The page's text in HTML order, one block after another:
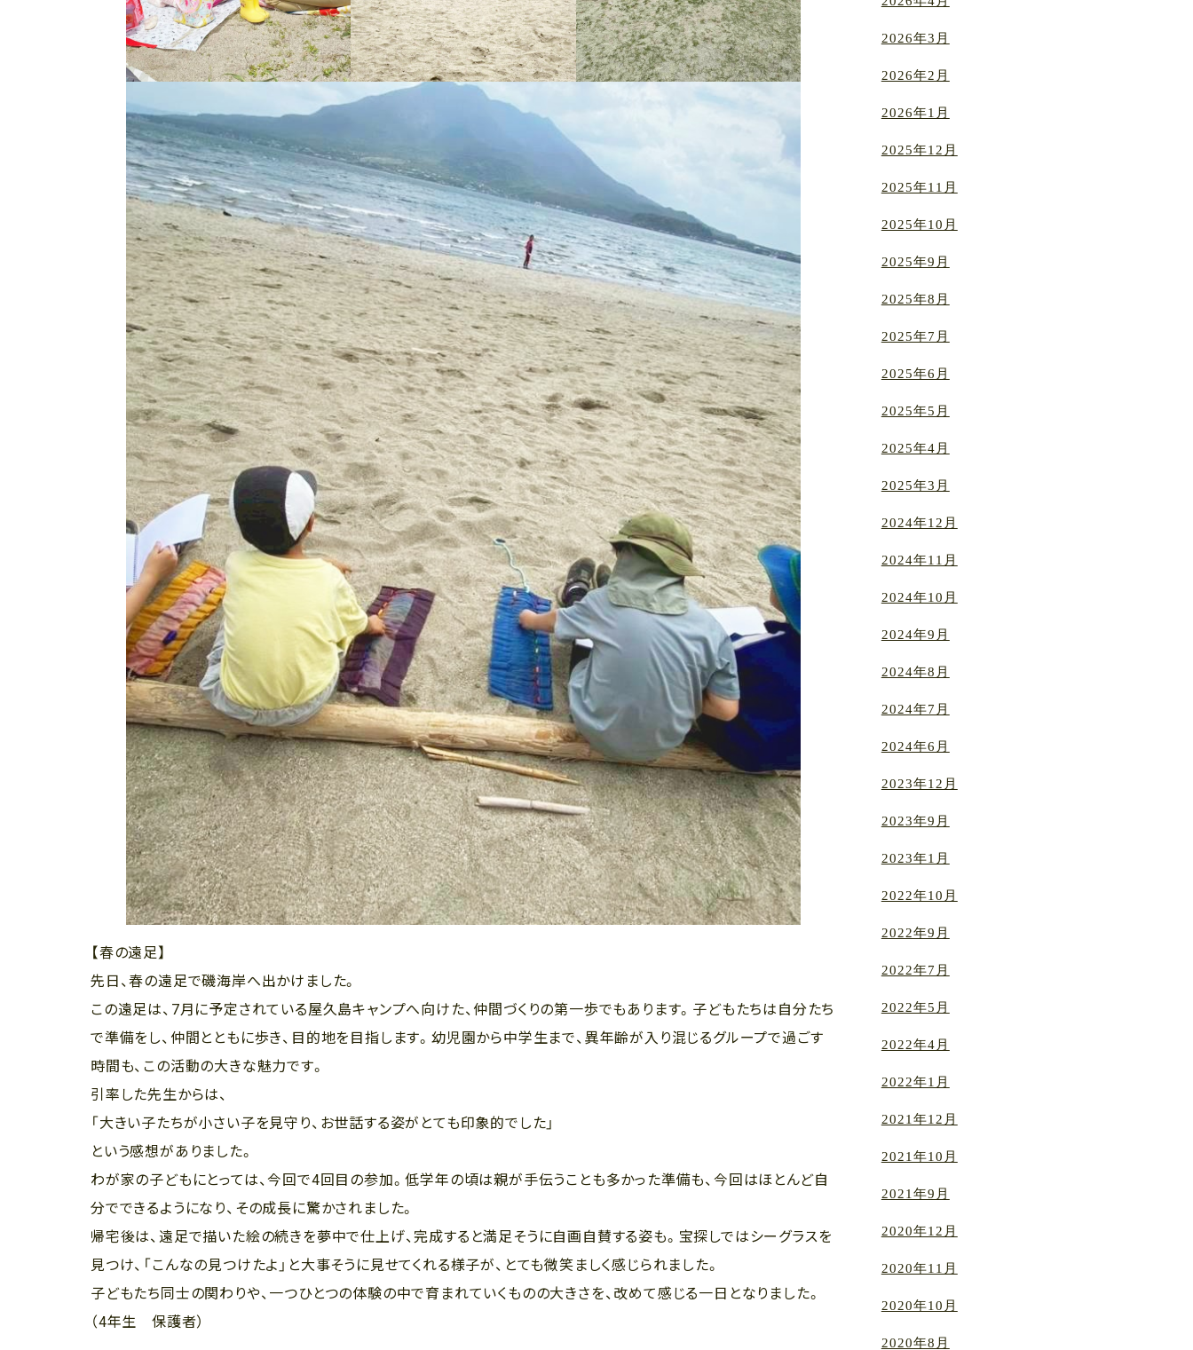
【春の遠足】
先日、春の遠足で磯海岸へ出かけました。
この遠足は、7月に予定されている屋久島キャンプへ向けた、仲間づくりの第一歩でもあります。子どもたちは自分たち
で準備をし、仲間とともに歩き、目的地を目指します。幼児園から中学生まで、異年齢が入り混じるグループで過ごす
時間も、この活動の大きな魅力です。
引率した先生からは、
「大きい子たちが小さい子を見守り、お世話する姿がとても印象的でした」
という感想がありました。
わが家の子どもにとっては、今回で4回目の参加。低学年の頃は親が手伝うことも多かった準備も、今回はほとんど自
分でできるようになり、その成長に驚かされました。
帰宅後は、遠足で描いた絵の続きを夢中で仕上げ、完成すると満足そうに自画自賛する姿も。宝探しではシーグラスを
見つけ、「こんなの見つけたよ」と大事そうに見せてくれる様子が、とても微笑ましく感じられました。
子どもたち同士の関わりや、一つひとつの体験の中で育まれていくものの大きさを、改めて感じる一日となりました。
（4年生 保護者）
2026年3月
2026年2月
2026年1月
2025年12月
2025年11月
2025年10月
2025年9月
2025年8月
2025年7月
2025年6月
2025年5月
2025年4月
2025年3月
2024年12月
2024年11月
2024年10月
2024年9月
2024年8月
2024年7月
2024年6月
2023年12月
2023年9月
2023年1月
2022年10月
2022年9月
2022年7月
2022年5月
2022年4月
2022年1月
2021年12月
2021年10月
2021年9月
2020年12月
2020年11月
2020年10月
2020年8月